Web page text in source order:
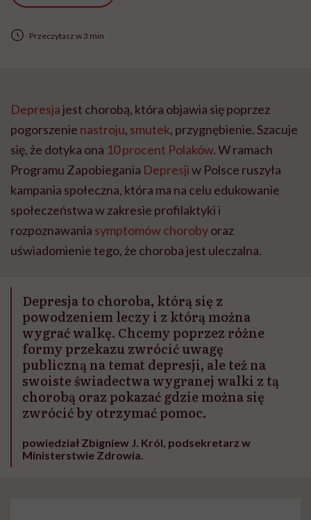
Przeczytasz w 3 min
Depresjajest chorobą, która objawia się poprzez
pogorszenie nastroju, smutek, przygnębienie. Szacuje
się, że dotyka ona 10 procent Polaków. W ramach
Programu Zapobiegania Depresjiw Polsce ruszyła
kampania społeczna, która ma na celu edukowanie
społeczeństwa w zakresie profilaktyki i
rozpoznawania symptomów chorobyoraz
uświadomienie tego, że choroba jest uleczalna.
Depresja to choroba, którą się z
powodzeniem leczy i z którą można
wygrać walkę. Chcemy poprzez różne
formy przekazu zwrócić uwagę
publiczną na temat depresji, ale też na
swoiste świadectwa wygranej walki z tą
chorobą oraz pokazać gdzie można się
zwrócić by otrzymać pomoc.
powiedział Zbigniew J. Król, podsekretarz w
Ministerstwie Zdrowia.